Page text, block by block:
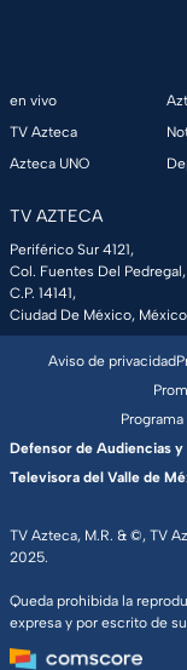
en vivo
TV Azteca
Azteca UNO
TV AZTECA
Periférico Sur 4121,
Col. Fuentes Del Pedregal,
C.P. 14141,
Ciudad De México,
TV Azteca, M.R. & ©, TV
2025.
Queda prohibida la
expresa y por escrito de
Aviso de privacidad
Defensor de Audiencias
Televisora del Valle de